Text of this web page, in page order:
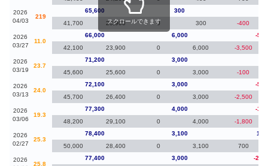
2026
04/03
219
65,600 300
41,700
23,900 0 300 -400
2026
03/27
11.0
66,000 6,000
-
42,100
23,900 0 6,000 -3,500
2026
03/19
23.7
71,200 3,000
45,600
25,600 0 3,000 -100
2026
03/13
24.0
72,100 3,000
-
45,700
26,400 0 3,000 -2,500
2026
03/06
19.3
77,300 4,000
-
48,200
29,100 0 4,000 -1,800
2026
02/27
25.3
78,400 3,100
50,000
28,400 0 3,100 700
2026
25.8
77,400 3,000
-
スクロールできます